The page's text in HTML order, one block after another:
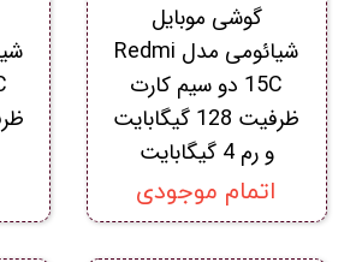
گوشی موبایل
شیائومی مدل Redmi
15C دو سیم کارت
ظرفیت 128 گیگابایت
و رم 4 گیگابایت
اتمام موجودی